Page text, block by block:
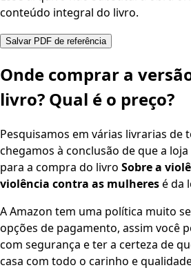
conteúdo integral do livro.
Salvar PDF de referência
Onde comprar a
livro? Qual é o preço?
Pesquisamos em várias livrarias de
chegamos à conclusão de que a
para a compra do livro Sobre a
violência contra as mulheresé da
A Amazon tem uma política muito
opções de pagamento, assim você
com segurança e ter a certeza de
casa com todo o carinho e